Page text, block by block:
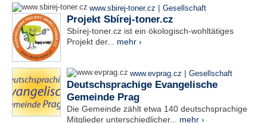
www.sbirej-toner.cz | Gesellschaft
Projekt Sbírej-toner.cz
Sbírej-toner.cz ist ein ökologisch-wohltätiges
Projekt der... mehr ›
www.evprag.cz | Gesellschaft
Deutschsprachige Evangelische
Gemeinde Prag
Die Gemeinde zählt etwa 140 deutschsprachige
Mitglieder unterschiedlicher... mehr ›